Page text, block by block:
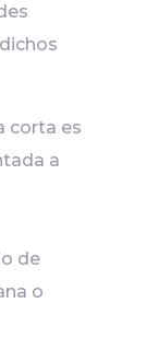
corta es
a
de
o